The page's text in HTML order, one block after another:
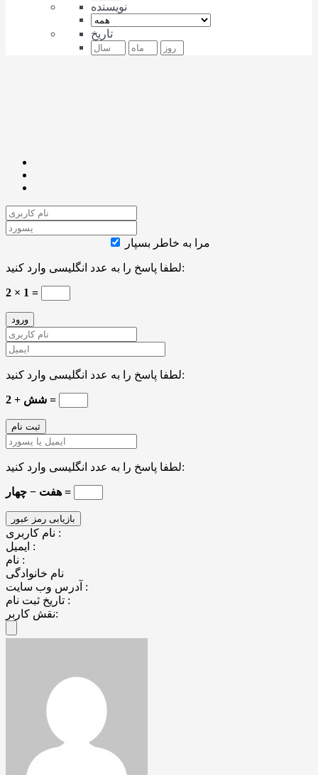
نویسنده
تاریخ
مرا به خاطر بسپار
لطفا پاسخ را به عدد انگلیسی وارد کنید:
2 × 1 =
لطفا پاسخ را به عدد انگلیسی وارد کنید:
شش + 2 =
لطفا پاسخ را به عدد انگلیسی وارد کنید:
هفت − چهار =
نام کاربری :
ایمیل :
نام :
نام خانوادگی
آدرس وب سایت :
تاریخ ثبت نام :
نقش کاربر: